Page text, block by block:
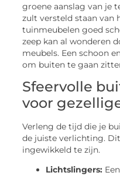
groene aanslag van je
zult versteld staan van
tuinmeubelen goed
zeep kan al wonderen
meubels. Een schoon
om buiten te gaan
Sfeervolle
voor
Verleng de tijd die je
de juiste verlichting.
ingewikkeld te zijn.
Lichtslingers: